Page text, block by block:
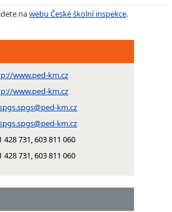
nawebu České školní inspekce.
www.ped-km.cz
www.ped-km.cz
km.cz
km.cz
428 731, 603 811 060
428 731, 603 811 060